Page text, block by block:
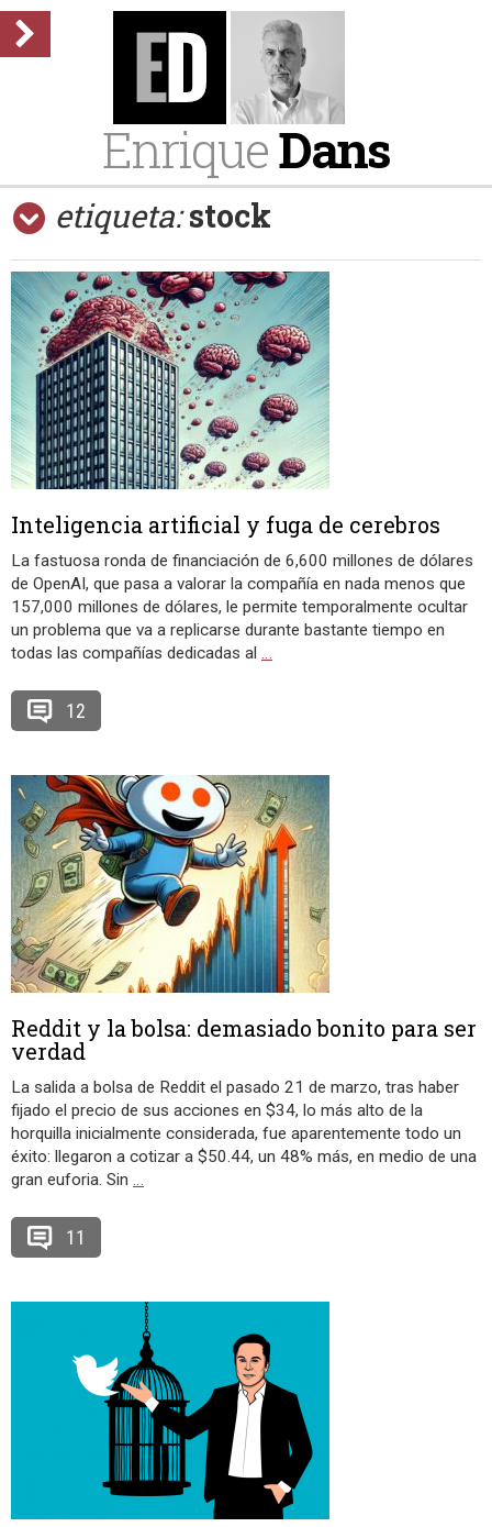
EnriqueDans
etiqueta: stock
Inteligencia artificial y fuga de cerebros
La fastuosa ronda de financiación de 6,600 millones de dólares
de OpenAI, que pasa a valorar la compañía en nada menos que
157,000 millones de dólares, le permite temporalmente ocultar
un problema que va a replicarse durante bastante tiempo en
todas las compañías dedicadas al …
12
Reddit y la bolsa: demasiado bonito para ser
verdad
La salida a bolsa de Reddit el pasado 21 de marzo, tras haber
fijado el precio de sus acciones en $34, lo más alto de la
horquilla inicialmente considerada, fue aparentemente todo un
éxito: llegaron a cotizar a $50.44, un 48% más, en medio de una
gran euforia. Sin …
11